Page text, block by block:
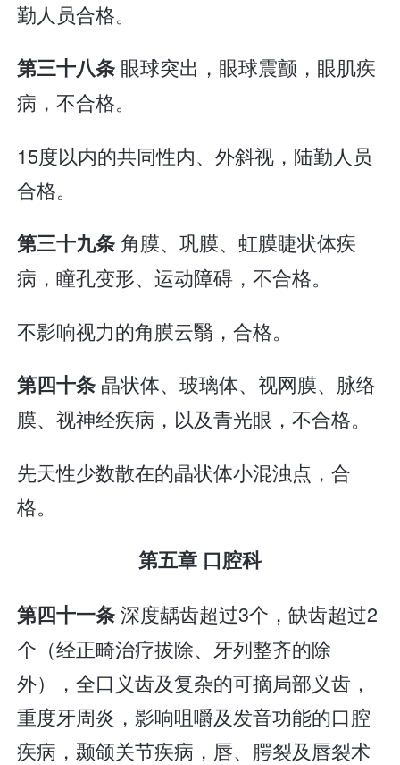
勤人员合格。
第三十八条 眼球突出，眼球震颤，眼肌疾
病，不合格。
15度以内的共同性内、外斜视，陆勤人员
合格。
第三十九条角膜、巩膜、虹膜睫状体疾
病，瞳孔变形、运动障碍，不合格。
不影响视力的角膜云翳，合格。
第四十条 晶状体、玻璃体、视网膜、脉络
膜、视神经疾病，以及青光眼，不合格。
先天性少数散在的晶状体小混浊点，合
格。
第五章 口腔科
第四十一条深度龋齿超过3个，缺齿超过2
个（经正畸治疗拔除、牙列整齐的除
外），全口义齿及复杂的可摘局部义齿，
重度牙周炎，影响咀嚼及发音功能的口腔
疾病，颞颌关节疾病，唇、腭裂及唇裂术